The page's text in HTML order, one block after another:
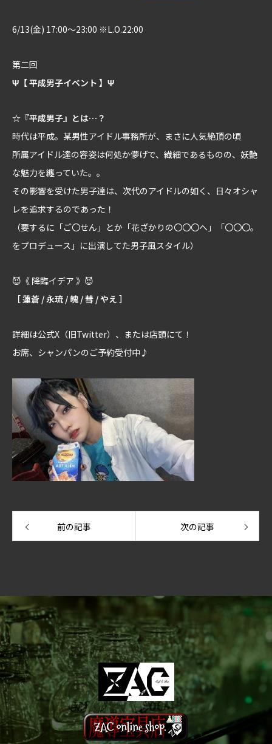
6/13(金) 17:00～23:00 ※L.O.22:00
第二回
Ψ【 平成男子イベント 】Ψ
☆『平成男子』とは…？
時代は平成。某男性アイドル事務所が、まさに人気絶頂の頃
所属アイドル達の容姿は何処か儚げで、繊細であるものの、妖艶
な魅力を纏っていた。。
その影響を受けた男子達は、次代のアイドルの如く、日々オシャ
レを追求するのであった！
（要するに「ご〇せん」とか「花ざかりの〇〇〇へ」「〇〇〇。
をプロデュース」に出演してた男子風スタイル）
😈《 降臨イデア 》😈
［ 蓮蒼 / 永琉 / 魄 / 彗 / やえ ］
詳細は公式X（旧Twitter）、または店頭にて！
お席、シャンパンのご予約受付中♪
前の記事 次の記事